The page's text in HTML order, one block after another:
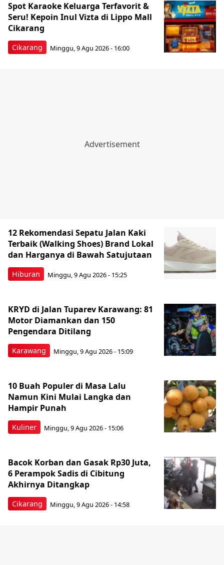
Cikarang
Spot Karaoke Keluarga Terfavorit &
Seru! Kepoin Inul Vizta di Lippo Mall
Cikarang
Minggu, 9 Agu 2026 - 16:00
Hiburan
12 Rekomendasi Sepatu Jalan Kaki
Terbaik (Walking Shoes) Brand Lokal
dan Harganya di Bawah Satujutaan
Minggu, 9 Agu 2026 - 15:25
Karawang
KRYD di Jalan Tuparev Karawang: 81
Motor Diamankan dan 150
Pengendara Ditilang
Minggu, 9 Agu 2026 - 15:09
Kuliner
10 Buah Populer di Masa Lalu
Namun Kini Mulai Langka dan
Hampir Punah
Minggu, 9 Agu 2026 - 15:06
Cikarang
Bacok Korban dan Gasak Rp30 Juta,
6 Perampok Sadis di Cibitung
Akhirnya Ditangkap
Minggu, 9 Agu 2026 - 14:58